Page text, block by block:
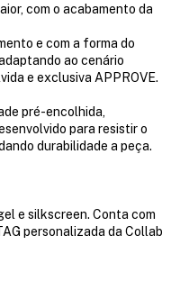
com o acabamento da
e com a forma do
ao cenário
e exclusiva APPROVE.
pré-encolhida,
para resistir o
durabilidade a peça.
e silkscreen. Conta com
personalizada da Collab